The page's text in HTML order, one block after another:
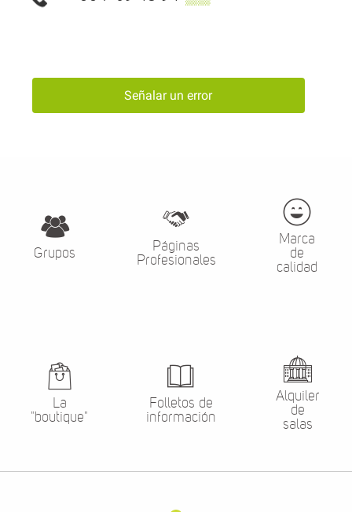
Señalar un error
Grupos
Páginas
Profesionales
Marca
de
calidad
La
"boutique"
Folletos de
información
Alquiler
de
salas